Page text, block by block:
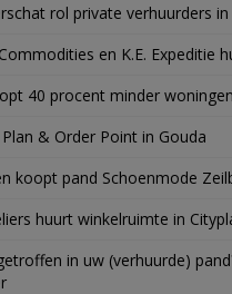
rol private verhuurders
en K.E. Expeditie
40 procent minder
& Order Point in Gouda
koopt pand Schoenmode
huurt winkelruimte in
in uw (verhuurde)